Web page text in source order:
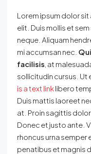
Lorem ipsum dolor
elit. Duis mollis et
neque. Aliquam
mi accumsan nec.
facilisis , at
sollicitudin cursus.
is a text linklibero
Duis mattis laoreet
at. Proin sagittis
Donec et justo ante.
rhoncus urna semper
penatibus et magnis